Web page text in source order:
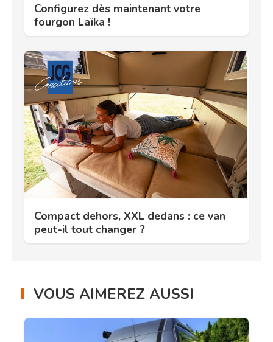
Configurez dès maintenant votre
fourgon Laïka !
Compact dehors, XXL dedans : ce van
peut-il tout changer ?
VOUS AIMEREZ AUSSI